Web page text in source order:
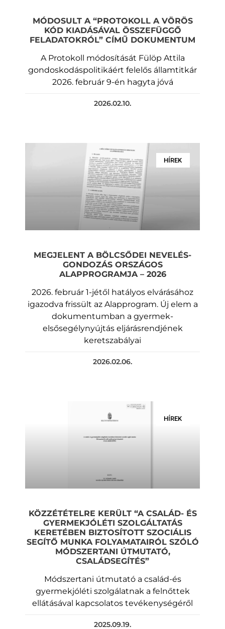
MÓDOSULT A “PROTOKOLL A VÖRÖS
KÓD KIADÁSÁVAL ÖSSZEFÜGGŐ
FELADATOKRÓL” CÍMŰ DOKUMENTUM
A Protokoll módosítását Fülöp Attila
gondoskodáspolitikáért felelős államtitkár
2026. február 9-én hagyta jóvá
2026.02.10.
HÍREK
MEGJELENT A BÖLCSŐDEI NEVELÉS-
GONDOZÁS ORSZÁGOS
ALAPPROGRAMJA – 2026
2026. február 1-jétől hatályos elvárásához
igazodva frissült az Alapprogram. Új elem a
dokumentumban a gyermek-
elsősegélynyújtás eljárásrendjének
keretszabályai
2026.02.06.
HÍREK
KÖZZÉTÉTELRE KERÜLT “A CSALÁD- ÉS
GYERMEKJÓLÉTI SZOLGÁLTATÁS
KERETÉBEN BIZTOSÍTOTT SZOCIÁLIS
SEGÍTŐ MUNKA FOLYAMATAIRÓL SZÓLÓ
MÓDSZERTANI ÚTMUTATÓ,
CSALÁDSEGÍTÉS”
Módszertani útmutató a család-és
gyermekjóléti szolgálatnak a felnőttek
ellátásával kapcsolatos tevékenységéről
2025.09.19.